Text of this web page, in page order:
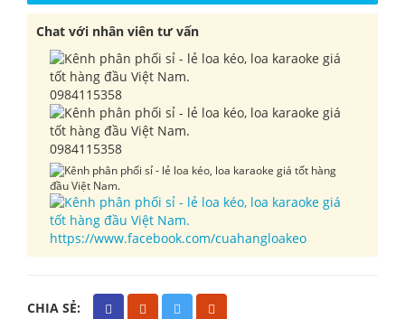
Chat với nhân viên tư vấn
0984115358
0984115358
https://www.facebook.com/cuahangloakeo
CHIA SẺ: